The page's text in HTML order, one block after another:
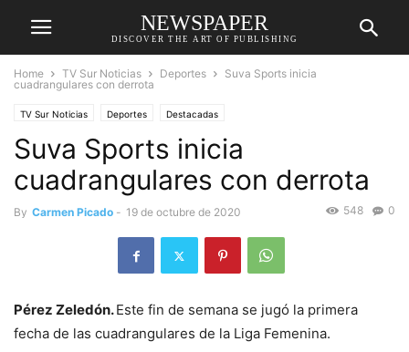
NEWSPAPER
DISCOVER THE ART OF PUBLISHING
Home TV Sur Noticias Deportes
Suva Sports inicia
cuadrangulares con derrota
TV Sur Noticias Deportes Destacadas
Suva Sports inicia
cuadrangulares con derrota
By Carmen Picado - 19 de octubre de 2020 0
548
Pérez Zeledón.Este fin de semana se jugó la primera
fecha de las cuadrangulares de la Liga Femenina.